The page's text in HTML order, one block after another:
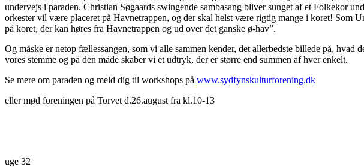
undervejs i paraden. Christian Søgaards swingende sambasang bliver sunget af et Folkekor
orkester vil være placeret på Havnetrappen, og der skal helst være rigtig mange i koret! Som
på koret, der kan høres fra Havnetrappen og ud over det ganske ø-hav”.
Og måske er netop fællessangen, som vi alle sammen kender, det allerbedste billede på,
vores stemme og på den måde skaber vi et udtryk, der er større end summen af hver enkelt.
Se mere om paraden og meld dig til workshops på www.sydfynskulturforening.dk
eller mød foreningen på Torvet d.26.august fra kl.10-13
uge 32